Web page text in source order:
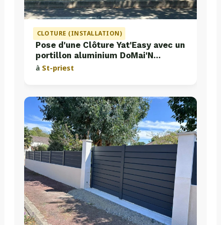
CLOTURE (INSTALLATION)
Pose d'une Clôture Yat'Easy avec un
portillon aluminium DoMai'N
Colmont
à St-priest